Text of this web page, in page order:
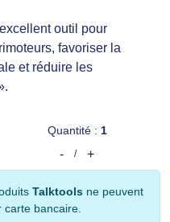
outil pour
favoriser la
et réduire les
Quantité : 1
- / +
Talktools ne peuvent
bancaire.